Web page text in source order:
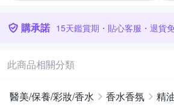
購承諾 15天鑑賞期・貼心客服・退貨
此商品相關分類
醫美/保養/彩妝/香水 香水香氛 精